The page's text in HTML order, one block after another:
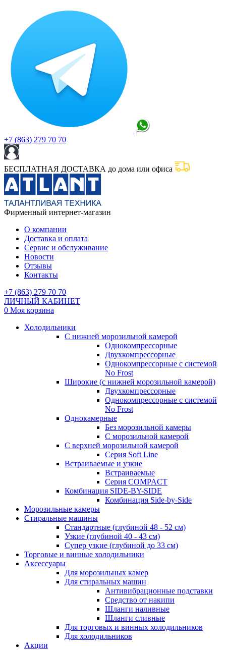
+7 (863) 279 70 70
БЕСПЛАТНАЯ ДОСТАВКА до дома или офиса
Фирменный интернет-магазин
О компании
Доставка и оплата
Сервис и обслуживание
Новости
Отзывы
Контакты
+7 (863) 279 70 70
ЛИЧНЫЙ КАБИНЕТ
0 Моя корзина
Холодильники
С нижней морозильной камерой
Однокомпрессорные
Двухкомпрессорные
Однокомпрессорные с системой
No Frost
Широкие (с нижней морозильной камерой)
Двухкомпрессорные
Однокомпрессорные с системой
No Frost
Однокамерные
Без морозильной камеры
С морозильной камерой
С верхней морозильной камерой
Серия Soft Line
Встраиваемые и узкие
Встраиваемые
Серия СOMPACT
Комбинация SIDE-BY-SIDE
Комбинация Side-by-Side
Морозильные камеры
Стиральные машины
Стандартные (глубиной 48 - 52 см)
Узкие (глубиной 40 - 43 см)
Супер узкие (глубиной до 33 см)
Торговые и винные холодильники
Аксессуары
Для морозильных камер
Для стиральных машин
Антивибрационные подставки
Средство от накипи
Шланги наливные
Шланги сливные
Для торговых и винных холодильников
Для холодильников
Акции